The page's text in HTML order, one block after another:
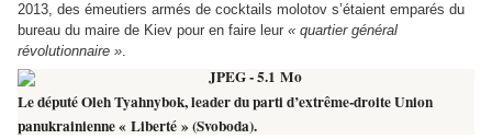
2013, des émeutiers armés de cocktails molotov s’étaient emparés du
bureau du maire de Kiev pour en faire leur « quartier général
révolutionnaire ».
Le député Oleh Tyahnybok, leader du parti d’extrême-droite Union
panukrainienne « Liberté » (Svoboda).